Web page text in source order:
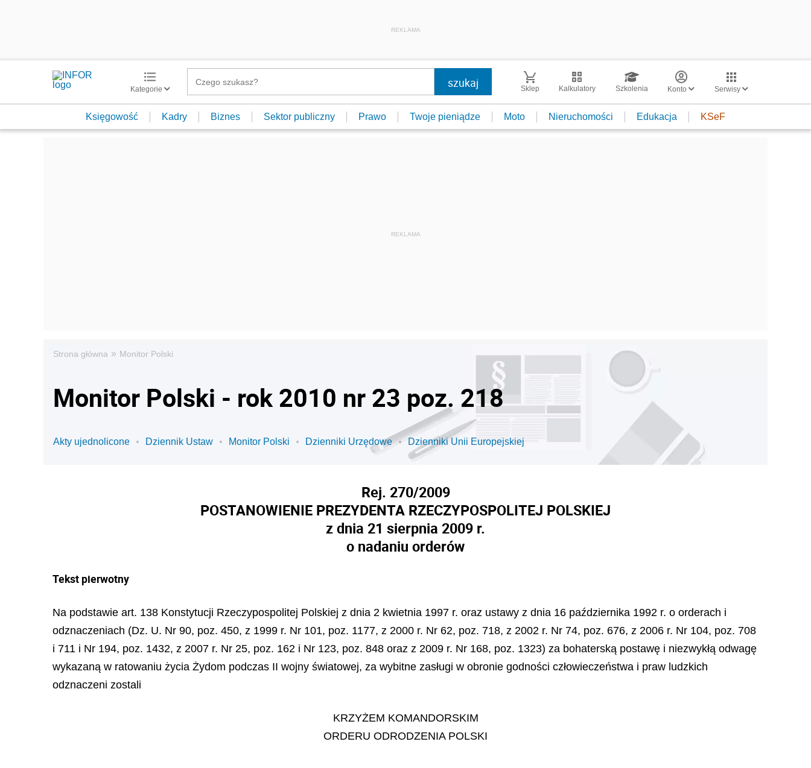
REKLAMA
Kategorie Sklep Kalkulatory Szkolenia Konto Serwisy
Księgowość Kadry Biznes Sektor publiczny Prawo Twoje pieniądze Moto Nieruchomości Edukacja KSeF
Strona główna » Monitor Polski
Monitor Polski - rok 2010 nr 23 poz. 218
Akty ujednolicone Dziennik Ustaw Monitor Polski Dzienniki Urzędowe Dzienniki Unii Europejskiej
Rej. 270/2009
POSTANOWIENIE PREZYDENTA RZECZYPOSPOLITEJ POLSKIEJ
z dnia 21 sierpnia 2009 r.
o nadaniu orderów
Tekst pierwotny
Na podstawie art. 138 Konstytucji Rzeczypospolitej Polskiej z dnia 2 kwietnia 1997 r. oraz ustawy z dnia 16 października 1992 r. o orderach i
odznaczeniach (Dz. U. Nr 90, poz. 450, z 1999 r. Nr 101, poz. 1177, z 2000 r. Nr 62, poz. 718, z 2002 r. Nr 74, poz. 676, z 2006 r. Nr 104, poz. 708
i 711 i Nr 194, poz. 1432, z 2007 r. Nr 25, poz. 162 i Nr 123, poz. 848 oraz z 2009 r. Nr 168, poz. 1323) za bohaterską postawę i niezwykłą odwagę
wykazaną w ratowaniu życia Żydom podczas II wojny światowej, za wybitne zasługi w obronie godności człowieczeństwa i praw ludzkich
odznaczeni zostali
KRZYŻEM KOMANDORSKIM
ORDERU ODRODZENIA POLSKI